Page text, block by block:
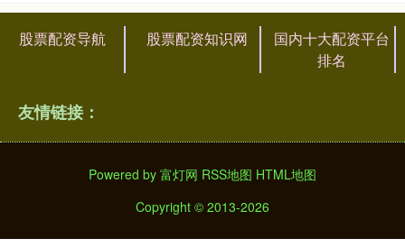
股票配资导航 股票配资知识网
国内十大配资平台
排名
友情链接：
Powered by 富灯网 RSS地图 HTML地图
Copyright © 2013-2026